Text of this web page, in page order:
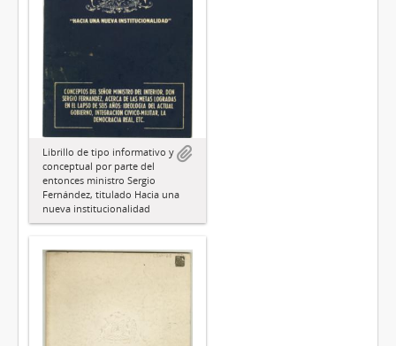
Librillo de tipo informativo y
conceptual por parte del
entonces ministro Sergio
Fernández, titulado Hacia una
nueva institucionalidad